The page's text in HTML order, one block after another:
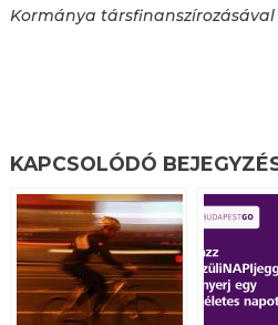
Kormánya
KAPCSOLÓDÓ